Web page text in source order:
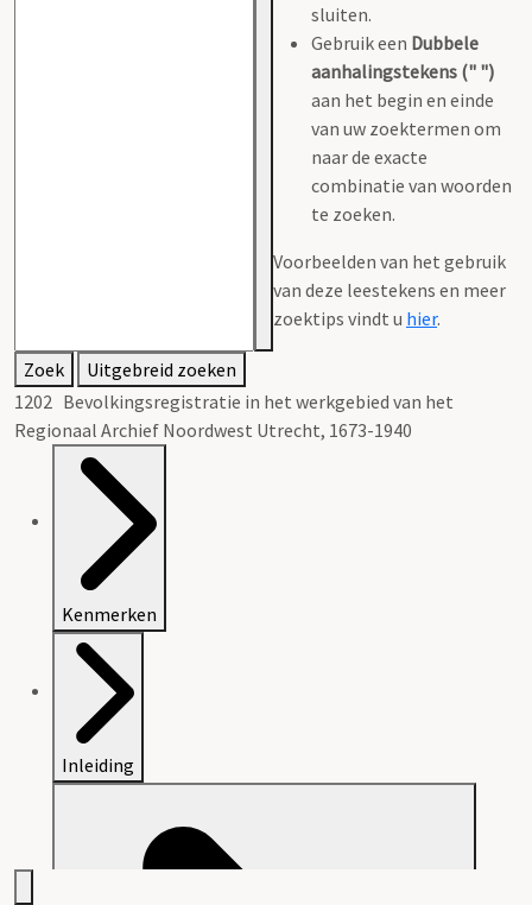
sluiten.
Gebruik een Dubbele
aanhalingstekens (" ")
aan het begin en einde
van uw zoektermen om
naar de exacte
combinatie van woorden
te zoeken.
Voorbeelden van het gebruik
van deze leestekens en meer
zoektips vindt u hier.
Zoek
Uitgebreid zoeken
1202 Bevolkingsregistratie in het werkgebied van het
Regionaal Archief Noordwest Utrecht, 1673-1940
Kenmerken
Inleiding